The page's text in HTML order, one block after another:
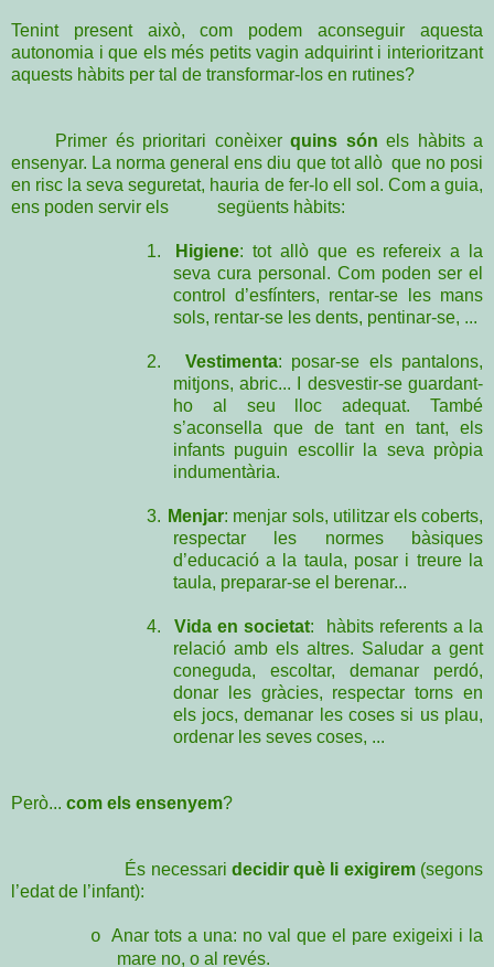
Tenint present això, com podem aconseguir aquesta
autonomia i que els més petits vagin adquirint i interioritzant
aquests hàbits per tal de transformar-los en rutines?
Primer és prioritari conèixerquins són els hàbits a
ensenyar. La norma general ens diu que tot allò que no posi
en risc la seva seguretat, hauria de fer-lo ell sol. Com a guia,
ens poden servir els següents hàbits:
1. Higiene: tot allò que es refereix a la
seva cura personal. Com poden ser el
control d’esfínters, rentar-se les mans
sols, rentar-se les dents, pentinar-se, ...
2. Vestimenta: posar-se els pantalons,
mitjons, abric... I desvestir-se guardant-
ho al seu lloc adequat. També
s’aconsella que de tant en tant, els
infants puguin escollir la seva pròpia
indumentària.
3. Menjar: menjar sols, utilitzar els coberts,
respectar les normes bàsiques
d’educació a la taula, posar i treure la
taula, preparar-se el berenar...
4. Vida en societat: hàbits referents a la
relació amb els altres. Saludar a gent
coneguda, escoltar, demanar perdó,
donar les gràcies, respectar torns en
els jocs, demanar les coses si us plau,
ordenar les seves coses, ...
Però... com els ensenyem?
És necessari decidir què li exigirem(segons
l’edat de l’infant):
o Anar tots a una: no val que el pare exigeixi i la
mare no, o al revés.